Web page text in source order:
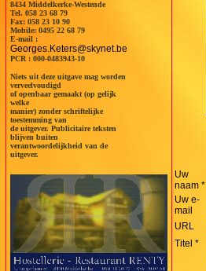
8434 Middelkerke-Westende
Tel. 058 23 68 79
Fax: 058 23 10 90
Mobile: 0495 22 68 79
E-mail :
Georges.Keters@skynet.be
PCR : 000-0483943-10
Niets uit deze uitgave mag worden
verveelvoudigd
of openbaar gemaakt (op gelijk
welke
manier) zonder schriftelijke
toestemming van
de uitgever. Publicitaire teksten
blijven buiten
verantwoordelijkheid van de
uitgever.
Uw
naam *
Uw e-
mail
URL
Titel *